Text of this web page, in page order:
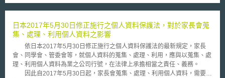
可行性。 針對上述工作職能與職責，結合所需之專業能力，包括個人
稽核認證、個人資料治理、個人資料保護之倫理、資料共享與創新思維，規
劃基礎個人資料保護相關課程與進階資料創新課程，使其個人資料保護制度
法新加坡個人資料保護委員會之做法亦值參酌。
限公司均已參與環保署試行盤查減量計畫。對於溫室氣體排放持續成長的住
約能源及提昇能源效率工作；對於運輸部門，除持續推動大眾運輸系統外，
環保署將與相關部會加強推動油電混合小客車之引進。
法部的要求。 針對Google所提出的摘要報告，美國司法部於2月24日
訊將侵犯用戶的隱私權」，只不過是一個藉口。司法部進一步指出，美國線
上、雅虎以及微軟等其他搜尋引擎業者都已按照要求提供了搜尋資訊。最
後，司法部表示，政府為案件所需，擁有向一切機構徵求資訊的正當權利，
因此Google公司仍必須將要求的資料提出。
日本2017年5月30日修正施行之個人資料保護法，對於家長會蒐
集、處理、利用個人資料之影響
依日本2017年5月30日修正施行之個人資料保護法的最新規定，家長
會、同學會、管委會等，就個人資料的蒐集、處理、利用，應與以蒐集、處
理、利用個人資料為業之公司行號，在法律上承擔相當之責任、義務。
因此自2017年5月30日起，家長會蒐集、處理、利用個人資料，需要注